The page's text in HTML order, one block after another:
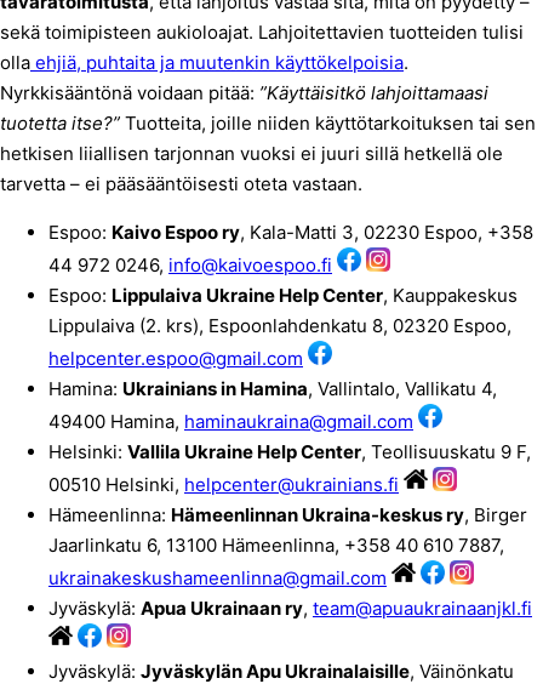
sekä toimipisteen aukioloajat. Lahjoitettavien tuotteiden tulisi
olla ehjiä, puhtaita ja muutenkin käyttökelpoisia.
Nyrkkisääntönä voidaan pitää: ”Käyttäisitkö lahjoittamaasi
tuotetta itse?” Tuotteita, joille niiden käyttötarkoituksen tai sen
hetkisen liiallisen tarjonnan vuoksi ei juuri sillä hetkellä ole
tarvetta – ei pääsääntöisesti oteta vastaan.
Espoo: Kaivo Espoo ry, Kala-Matti 3, 02230 Espoo, +358
44 972 0246, info@kaivoespoo.fi
Espoo: Lippulaiva Ukraine Help Center, Kauppakeskus
Lippulaiva (2. krs), Espoonlahdenkatu 8, 02320 Espoo,
helpcenter.espoo@gmail.com
Hamina: Ukrainians in Hamina, Vallintalo, Vallikatu 4,
49400 Hamina, haminaukraina@gmail.com
Helsinki: Vallila Ukraine Help Center, Teollisuuskatu 9 F,
00510 Helsinki, helpcenter@ukrainians.fi
Hämeenlinna: Hämeenlinnan Ukraina-keskus ry, Birger
Jaarlinkatu 6, 13100 Hämeenlinna, +358 40 610 7887,
ukrainakeskushameenlinna@gmail.com
Jyväskylä: Apua Ukrainaan ry, team@apuaukrainaanjkl.fi
Jyväskylä: Jyväskylän Apu Ukrainalaisille, Väinönkatu